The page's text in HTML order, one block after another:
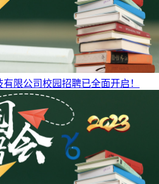
限公司校园招聘已全面开启！